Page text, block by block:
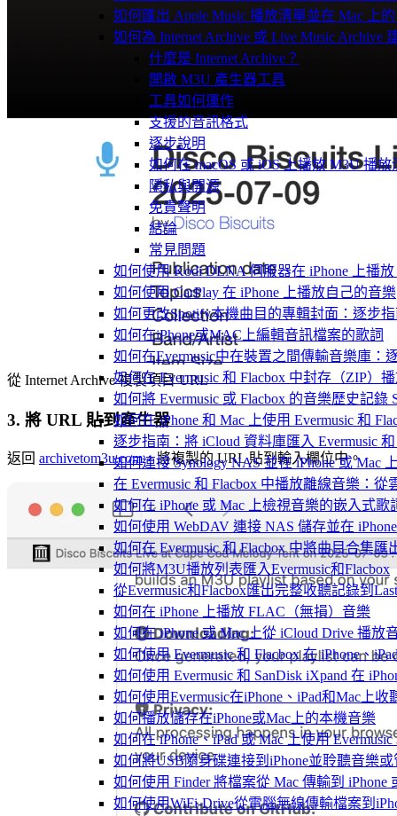
如何匯出 Apple Music 播放清單並在 Mac 上
如何為 Internet Archive 或 Live Music Archive
什麼是 Internet Archive？
開啟 M3U 產生器工具
工具如何運作
支援的音訊格式
逐步說明
如何在 macOS 或 iOS 上播放 M3U 播放
隱私與開源
免責聲明
結論
常見問題
如何使用 Kodi DLNA 伺服器在 iPhone 上播
如何使用 CarPlay 在 iPhone 上播放自己的音樂
如何更改Spotify本機曲目的專輯封面：逐步
如何在iPhone或MAC上編輯音訊檔案的歌詞
如何在Evermusic中在裝置之間傳輸音樂庫：
如何在 Evermusic 和 Flacbox 中封存（ZIP
如何將 Evermusic 或 Flacbox 的音樂歷史記錄
如何在 iPhone 和 Mac 上使用 Evermusic 和
逐步指南：將 iCloud 資料庫匯入 Evermusic 和
如何連接 Synology NAS 並在 iPhone 或 Mac
在 Evermusic 和 Flacbox 中播放離線音樂：
如何在 iPhone 或 Mac 上檢視音樂的嵌入式
如何使用 WebDAV 連接 NAS 儲存並在
如何在 Evermusic 和 Flacbox 中將曲目合集
如何將M3U播放列表匯入Evermusic和Flacbox
從Evermusic和Flacbox匯出完整收聽記錄到
如何在 iPhone 上播放 FLAC（無損）音樂
如何在 iPhone 或 Mac 上從 iCloud Drive 播放
如何使用 Evermusic 和 Flacbox 在 iPhone、
如何使用 Evermusic 和 SanDisk iXpand 在
如何使用Evermusic在iPhone、iPad和Mac上收
如何播放儲存在iPhone或Mac上的本機音樂
如何在 iPhone、iPad 或 Mac 上使用
如何將USB隨身碟連接到iPhone並聆聽音樂
如何使用 Finder 將檔案從 Mac 傳輸到 iPhone
如何使用WiFi-Drive從電腦無線傳輸檔案到
從 Internet Archive 複製項目 URL
3. 將 URL 貼到產生器
返回 archivetom3u.com，將複製的 URL 貼到輸入欄位中。